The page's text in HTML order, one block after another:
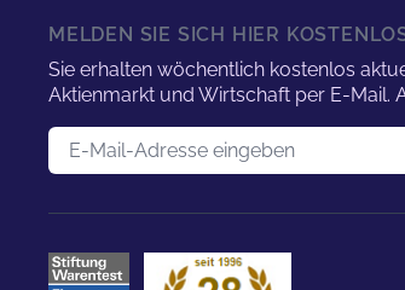
MELDEN SIE SICH HIER
Sie erhalten wöchentlich kostenlos
Aktienmarkt und Wirtschaft per E-Mail.
E-Mail-Adresse